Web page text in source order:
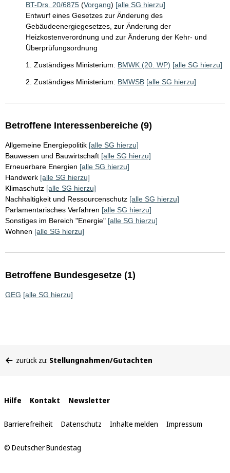
BT-Drs. 20/6875 (Vorgang) [alle SG hierzu]
Entwurf eines Gesetzes zur Änderung des
Gebäudeenergiegesetzes, zur Änderung der
Heizkostenverordnung und zur Änderung der Kehr- und
Überprüfungsordnung
1. Zuständiges Ministerium: BMWK (20. WP) [alle SG hierzu]
2. Zuständiges Ministerium: BMWSB [alle SG hierzu]
Betroffene Interessenbereiche (9)
Allgemeine Energiepolitik [alle SG hierzu]
Bauwesen und Bauwirtschaft [alle SG hierzu]
Erneuerbare Energien [alle SG hierzu]
Handwerk [alle SG hierzu]
Klimaschutz [alle SG hierzu]
Nachhaltigkeit und Ressourcenschutz [alle SG hierzu]
Parlamentarisches Verfahren [alle SG hierzu]
Sonstiges im Bereich "Energie" [alle SG hierzu]
Wohnen [alle SG hierzu]
Betroffene Bundesgesetze (1)
GEG [alle SG hierzu]
befinden
zurück zu: Stellungnahmen/Gutachten
Interne
Links
Hilfe Kontakt Newsletter
Barrierefreiheit Datenschutz Inhalte melden Impressum
© Deutscher Bundestag